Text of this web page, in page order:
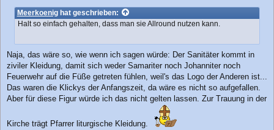
Meerkoenighat geschrieben:
Halt so einfach gehalten, dass man sie Allround nutzen kann.
Naja, das wäre so, wie wenn ich sagen würde: Der Sanitäter kommt in
ziviler Kleidung, damit sich weder Samariter noch Johanniter noch
Feuerwehr auf die Füße getreten fühlen, weil's das Logo der Anderen ist...
Das waren die Klickys der Anfangszeit, da wäre es nicht so aufgefallen.
Aber für diese Figur würde ich das nicht gelten lassen. Zur Trauung in der
Kirche trägt Pfarrer liturgische Kleidung.